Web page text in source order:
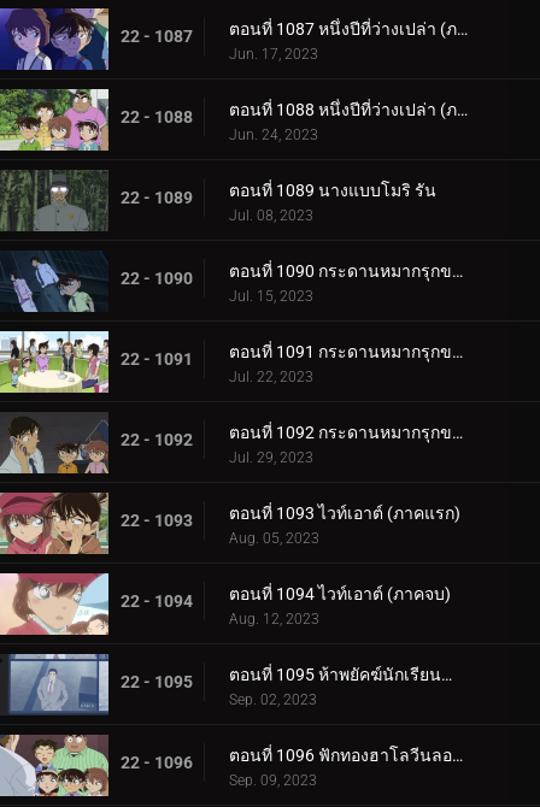
22 - 1087 ตอนที่ 1087 หนึ่งปีที่ว่างเปล่า (ภาคแรก)
Jun. 17, 2023
22 - 1088 ตอนที่ 1088 หนึ่งปีที่ว่างเปล่า (ภาคจบ)
Jun. 24, 2023
22 - 1089 ตอนที่ 1089 นางแบบโมริ รัน
Jul. 08, 2023
22 - 1090 ตอนที่ 1090 กระดานหมากรุกของไทโค เมจิน (ภาคหมากแรก)
Jul. 15, 2023
22 - 1091 ตอนที่ 1091 กระดานหมากรุกของไทโค เมจิน (ภาคหมากชั้นเลิศ)
Jul. 22, 2023
22 - 1092 ตอนที่ 1092 กระดานหมากรุกของไทโค เมจิน (ภาครุกฆาต)
Jul. 29, 2023
22 - 1093 ตอนที่ 1093 ไวท์เอาต์ (ภาคแรก)
Aug. 05, 2023
22 - 1094 ตอนที่ 1094 ไวท์เอาต์ (ภาคจบ)
Aug. 12, 2023
22 - 1095 ตอนที่ 1095 ห้าพยัคฆ์นักเรียนตำรวจ Wild Police Story CASE.ดาเตะ วาตารุ
Sep. 02, 2023
22 - 1096 ตอนที่ 1096 ฟักทองฮาโลวีนลอยฟ้า
Sep. 09, 2023